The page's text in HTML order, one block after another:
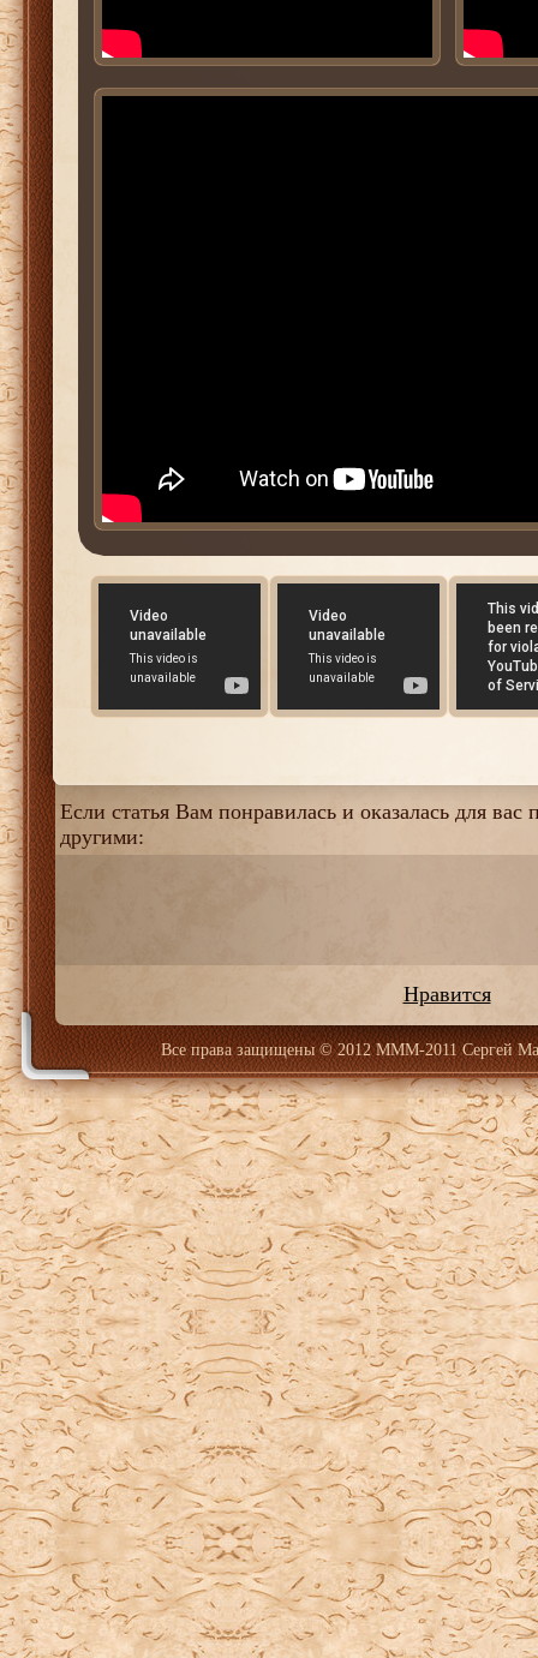
Если статья Вам понравилась и оказалась для вас
другими:
Нравится
Все права защищены© 2012 МММ-2011 Сергей